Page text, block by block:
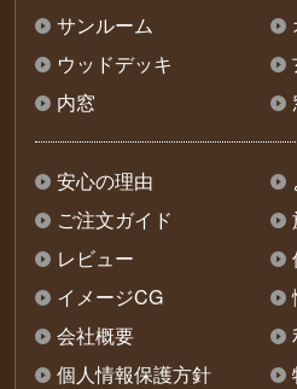
サンルーム
ウッドデッキ
内窓
安心の理由
ご注文ガイド
レビュー
イメージCG
会社概要
個人情報保護方針